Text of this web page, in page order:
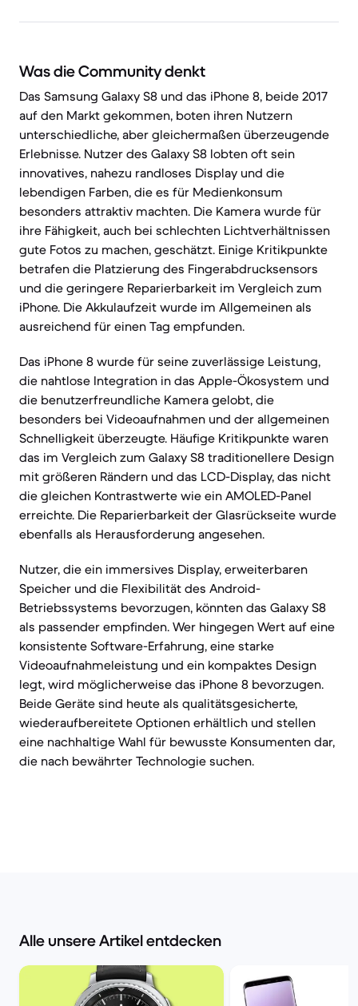
Was die Community denkt
Das Samsung Galaxy S8 und das iPhone 8, beide 2017
auf den Markt gekommen, boten ihren Nutzern
unterschiedliche, aber gleichermaßen überzeugende
Erlebnisse. Nutzer des Galaxy S8 lobten oft sein
innovatives, nahezu randloses Display und die
lebendigen Farben, die es für Medienkonsum
besonders attraktiv machten. Die Kamera wurde für
ihre Fähigkeit, auch bei schlechten Lichtverhältnissen
gute Fotos zu machen, geschätzt. Einige Kritikpunkte
betrafen die Platzierung des Fingerabdrucksensors
und die geringere Reparierbarkeit im Vergleich zum
iPhone. Die Akkulaufzeit wurde im Allgemeinen als
ausreichend für einen Tag empfunden.
Das iPhone 8 wurde für seine zuverlässige Leistung,
die nahtlose Integration in das Apple-Ökosystem und
die benutzerfreundliche Kamera gelobt, die
besonders bei Videoaufnahmen und der allgemeinen
Schnelligkeit überzeugte. Häufige Kritikpunkte waren
das im Vergleich zum Galaxy S8 traditionellere Design
mit größeren Rändern und das LCD-Display, das nicht
die gleichen Kontrastwerte wie ein AMOLED-Panel
erreichte. Die Reparierbarkeit der Glasrückseite wurde
ebenfalls als Herausforderung angesehen.
Nutzer, die ein immersives Display, erweiterbaren
Speicher und die Flexibilität des Android-
Betriebssystems bevorzugen, könnten das Galaxy S8
als passender empfinden. Wer hingegen Wert auf eine
konsistente Software-Erfahrung, eine starke
Videoaufnahmeleistung und ein kompaktes Design
legt, wird möglicherweise das iPhone 8 bevorzugen.
Beide Geräte sind heute als qualitätsgesicherte,
wiederaufbereitete Optionen erhältlich und stellen
eine nachhaltige Wahl für bewusste Konsumenten dar,
die nach bewährter Technologie suchen.
Alle unsere Artikel entdecken